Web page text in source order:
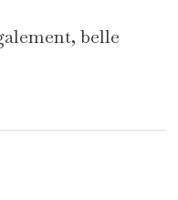
belle